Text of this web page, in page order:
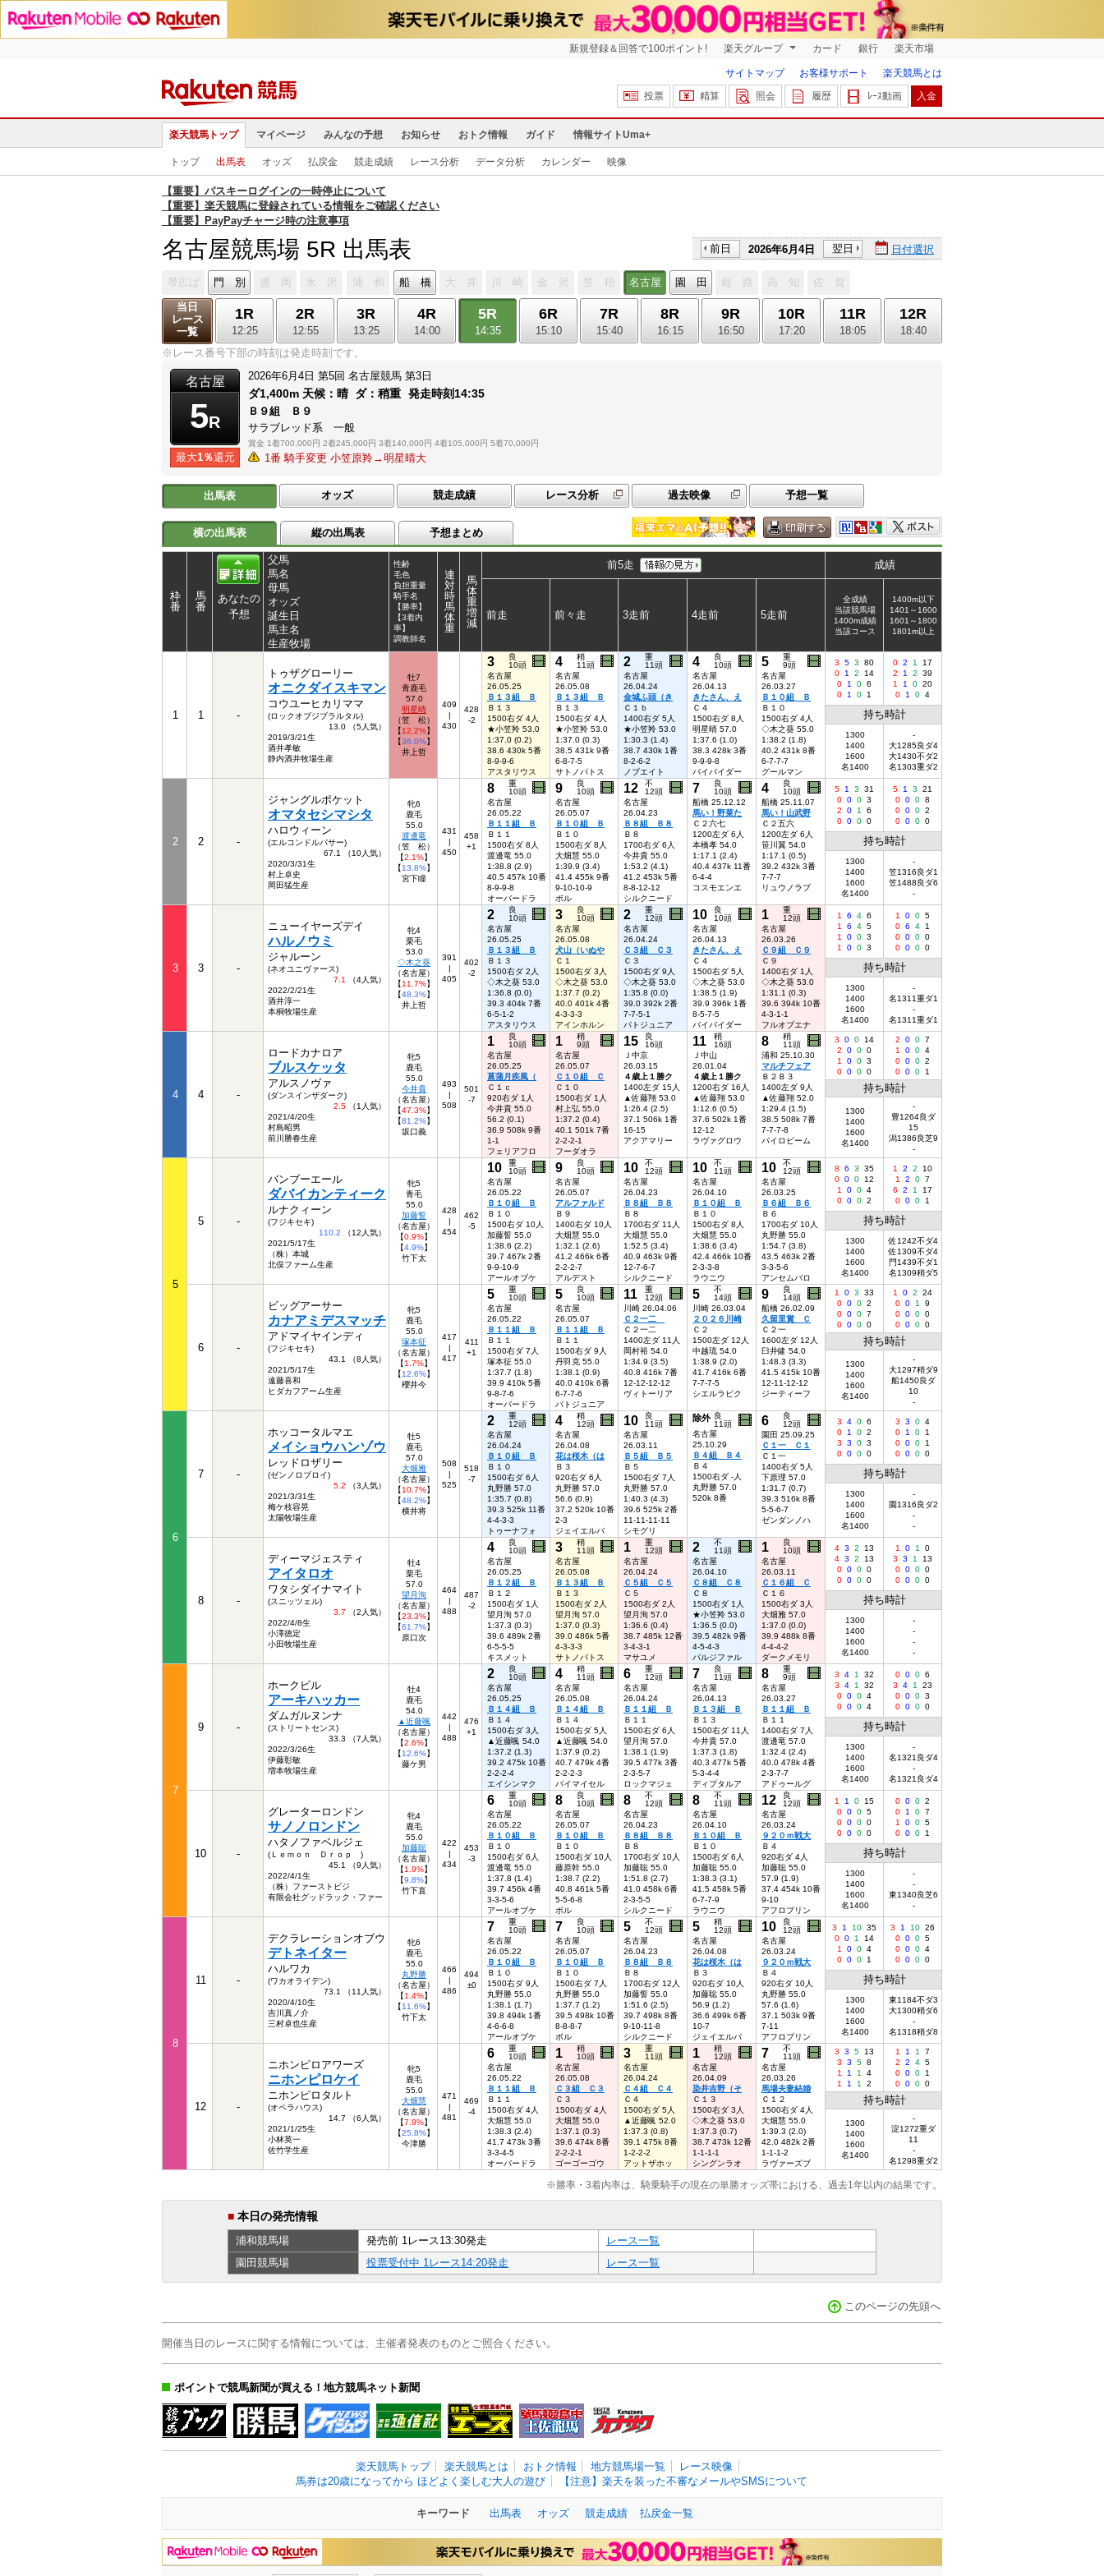
新規登録＆回答で100ポイント! 楽天グループ カード 銀行 楽天市場
サイトマップ お客様サポート
楽天競馬とは
投票
精算 照会 履歴 ﾚｰｽ動画 入金
楽天競馬トップ マイページ みんなの予想 お知らせ おトク情報 ガイド 情報サイトUma+
トップ 出馬表 オッズ 払戻金 競走成績 レース分析 データ分析 カレンダー 映像
【重要】パスキーログインの一時停止について
【重要】楽天競馬に登録されている情報をご確認ください
【重要】PayPayチャージ時の注意事項
名古屋競馬場 5R 出馬表 前日 2026年6月4日 翌日 日付選択
帯広ば 門 別 盛 岡 水 沢 浦 和 船 橋 大 井 川 崎 金 沢 笠 松 名古屋 園 田 姫 路 高 知
佐 賀
当日
レース
一覧
1R
12:25
2R
12:55
3R
13:25
4R
14:00
5R
14:35
6R
15:10
7R
15:40
8R
16:15
9R
16:50
10R
17:20
11R
18:05
12R
18:40
※レース番号下部の時刻は発走時刻です。
名古屋
5R
最大1％還元
2026年6月4日 第5回 名古屋競馬 第3日
ダ1,400m 天候： 晴 ダ：稍重 発走時刻14:35
Ｂ９組 Ｂ９
サラブレッド系 一般
賞金 1着700,000円 2着245,000円 3着140,000円 4着105,000円 5着70,000円
1番 騎手変更 小笠原羚→明星晴大
出馬表 オッズ 競走成績 レース分析 過去映像 予想一覧
横の出馬表 縦の出馬表 予想まとめ
枠
番
馬
番
あなたの
予想
父馬
馬名
母馬
オッズ
誕生日
馬主名
生産牧場
性齢
毛色
負担重量
騎手名
【勝率】
【3着内
率】
調教師名
連
対
時
馬
体
重
馬
体
重
増
減
前5走 成績
前走 前々走 3走前 4走前 5走前
全成績
当該競馬場
1400m成績
当該コース
1400m以下
1401～1600
1601～1800
1801m以上
1 1 -
トゥザグローリー
オニクダイスキマン
コウユーヒカリママ
(ロックオブジブラルタル)
13.0 （5人気）
2019/3/21生
酒井孝敏
静内酒井牧場生産
牡7
青鹿毛
57.0
明星晴
（笠 松）
【12.2%】
【36.0%】
井上哲
409
|
430
428
-2
3
良
10頭
名古屋
26.05.25
Ｂ１３組 Ｂ
Ｂ１３
1500右ダ 4人
★小笠羚 53.0
1:37.0 (0.2)
38.6 430k 5番
8-9-9-6
アスタリウス
4
稍
11頭
名古屋
26.05.08
Ｂ１３組 Ｂ
Ｂ１３
1500右ダ 4人
★小笠羚 53.0
1:37.0 (0.3)
38.5 431k 9番
6-8-7-5
サトノパトス
2
重
11頭
名古屋
26.04.24
金城ふ頭（き
Ｃ１ｂ
1400右ダ 5人
★小笠羚 53.0
1:30.3 (1.4)
38.7 430k 1番
8-2-6-2
ノブエイト
4
良
10頭
名古屋
26.04.13
きたさん、え
Ｃ４
1500右ダ 8人
明星晴 57.0
1:37.6 (1.0)
38.3 428k 3番
9-9-9-8
バイバイダー
5
重
9頭
名古屋
26.03.27
Ｂ１０組 Ｂ
Ｂ１０
1500右ダ 4人
◇木之葵 55.0
1:38.2 (1.8)
40.2 431k 8番
6-7-7-7
グールマン
3 5 3
80
0
1 2
14
0
1 0 6
0
1 0 1
0 2 1
17
2
1 2
39
1
1 0 20
0
1 0 4
持ち時計
1300
1400
1600
名1400
-
大1285良ダ4
大1430不ダ2
名1303重ダ2
2 2 -
ジャングルポケット
オマタセシマシタ
ハロウィーン
(エルコンドルパサー)
67.1 （10人気）
2020/3/31生
村上卓史
岡田猛生産
牝6
鹿毛
55.0
渡邊竜
（笠 松）
【2.1%】
【13.8%】
宮下瞳
431
|
450
458
+1
8
重
10頭
名古屋
26.05.22
Ｂ１１組 Ｂ
Ｂ１１
1500右ダ 8人
渡邊竜 55.0
1:38.8 (2.9)
40.5 457k 10番
8-9-9-8
オーバードラ
9
良
10頭
名古屋
26.05.07
Ｂ１０組 Ｂ
Ｂ１０
1500右ダ 8人
大畑慧 55.0
1:39.9 (3.4)
41.4 455k 9番
9-10-10-9
ボル
12
不
12頭
名古屋
26.04.23
Ｂ８組 Ｂ８
Ｂ８
1700右ダ 6人
今井貴 55.0
1:53.2 (4.1)
41.2 453k 5番
8-8-12-12
シルクニード
7
良
10頭
船橋 25.12.12
馬い！野菜た
Ｃ２六七
1200左ダ 6人
本橋孝 54.0
1:17.1 (2.4)
40.4 437k 11番
6-4-4
コスモエンエ
4
良
10頭
船橋 25.11.07
馬い！山武野
Ｃ２五六
1200左ダ 6人
笹川翼 54.0
1:17.1 (0.5)
39.2 432k 3番
7-7-7
リュウノラプ
5 1 3
31
0 0 0 3
2
0 1
6
0 0 0 0
5 1 3
21
0 0 0 8
0 0 0 2
0 0 0 0
持ち時計
1300
1400
1600
名1400
-
笠1316良ダ1
笠1488良ダ6
-
3 3 -
ニューイヤーズデイ
ハルノウミ
ジャルーン
(ネオユニヴァース)
7.1
（4人気）
2022/2/21生
酒井淳一
本桐牧場生産
牝4
栗毛
53.0
◇木之葵
（名古屋）
【11.7%】
【48.3%】
井上哲
391
|
405
402
-2
2
良
10頭
名古屋
26.05.25
Ｂ１３組 Ｂ
Ｂ１３
1500右ダ 2人
◇木之葵 53.0
1:36.8 (0.0)
39.3 404k 7番
6-5-1-2
アスタリウス
3
良
10頭
名古屋
26.05.08
犬山（いぬや
Ｃ１
1500右ダ 3人
◇木之葵 53.0
1:37.7 (0.2)
40.0 401k 4番
4-3-3-3
アインホルン
2
重
12頭
名古屋
26.04.24
Ｃ３組 Ｃ３
Ｃ３
1500右ダ 9人
◇木之葵 53.0
1:35.8 (0.0)
39.0 392k 2番
7-7-5-1
パトジュニア
10
良
10頭
名古屋
26.04.13
きたさん、え
Ｃ４
1500右ダ 5人
◇木之葵 53.0
1:38.5 (1.9)
39.9 396k 1番
8-5-7-5
バイバイダー
1
重
12頭
名古屋
26.03.26
Ｃ９組 Ｃ９
Ｃ９
1400右ダ 1人
◇木之葵 53.0
1:31.1 (0.3)
39.6 394k 10番
4-3-1-1
フルオブエナ
1 6 4 6
1
6 4 5
1
0 0 3
1
0 0 3
1 0 0 5
0 6 4
1
0 0 0 0
0 0 0 0
持ち時計
1300
1400
1600
名1400
-
名1311重ダ1
-
名1311重ダ1
4 4 -
ロードカナロア
ブルスケッタ
アルスノヴァ
(ダンスインザダーク)
2.5 （1人気）
2021/4/20生
村島昭男
前川勝春生産
牝5
鹿毛
55.0
今井貴
（名古屋）
【47.3%】
【81.2%】
坂口義
493
|
508
501
-7
1
良
10頭
名古屋
26.05.25
菖蒲月疾風（
Ｃ１ｃ
920右ダ 1人
今井貴 55.0
56.2 (0.1)
36.9 508k 9番
1-1
フェリアフロ
1
稍
9頭
名古屋
26.05.07
Ｃ１０組 Ｃ
Ｃ１０
1500右ダ 1人
村上弘 55.0
1:37.2 (0.4)
40.1 501k 7番
2-2-2-1
フーダオラ
15
良
16頭
Ｊ中京
26.03.15
４歳上１勝ク
1400左ダ 15人
▲佐藤翔 53.0
1:26.4 (2.5)
37.1 506k 1番
16-15
アクアマリー
11
稍
16頭
Ｊ中山
26.01.04
４歳上１勝ク
1200右ダ 16人
▲佐藤翔 53.0
1:12.6 (0.5)
37.6 502k 1番
12-12
ラヴァグロウ
8
稍
11頭
浦和 25.10.30
マルチフェア
Ｂ２Ｂ３
1400左ダ 9人
▲佐藤翔 52.0
1:29.4 (1.5)
38.5 508k 7番
7-7-7-8
パイロビーム
3 0 0
14
2
0 0 0
1
0 0 3
0 0 0 0
2 0 0 7
1
0 0 4
0 0 0 2
0 0 0 1
持ち時計
1300
1400
1600
名1400
-
豊1264良ダ
15
潟1386良芝9
-
5
5 -
バンブーエール
ダバイカンティーク
ルナクィーン
(フジキセキ)
110.2 （12人気）
2021/5/17生
（株）本城
北俣ファーム生産
牝5
青毛
55.0
加藤誓
（名古屋）
【0.9%】
【4.9%】
竹下太
428
|
454
462
-5
10
重
10頭
名古屋
26.05.22
Ｂ１０組 Ｂ
Ｂ１０
1500右ダ 10人
加藤誓 55.0
1:38.6 (2.2)
39.7 467k 2番
9-9-10-9
アールオブケ
9
良
10頭
名古屋
26.05.07
アルファルド
Ｂ９
1400右ダ 10人
大畑慧 55.0
1:32.1 (2.6)
41.2 466k 6番
2-2-2-7
アルデスト
10
不
12頭
名古屋
26.04.23
Ｂ８組 Ｂ８
Ｂ８
1700右ダ 11人
大畑慧 55.0
1:52.5 (3.4)
40.9 463k 9番
12-7-6-7
シルクニード
10
不
11頭
名古屋
26.04.10
Ｂ１０組 Ｂ
Ｂ１０
1500右ダ 8人
大畑慧 55.0
1:38.6 (3.4)
42.4 466k 10番
2-3-3-8
ラウニウ
10
不
12頭
名古屋
26.03.25
Ｂ６組 Ｂ６
Ｂ６
1700右ダ 10人
丸野勝 55.0
1:54.7 (3.8)
43.5 463k 2番
3-3-5-6
アンセムバロ
8 6 3
35
0 0 0
12
1
0 0 4
0 0 0 2
1 2 2
10
1
2 0 7
6
2 1
17
0 0 0 1
持ち時計
1300
1400
1600
名1400
佐1242不ダ4
佐1309不ダ4
門1439不ダ1
名1309稍ダ5
6 -
ビッグアーサー
カナアミデスマッチ
アドマイヤインディ
(フジキセキ)
43.1 （8人気）
2021/5/17生
遠藤喜和
ヒダカフアーム生産
牝5
鹿毛
55.0
塚本征
（名古屋）
【1.7%】
【12.6%】
櫻井今
417
|
417
411
+1
5
重
10頭
名古屋
26.05.22
Ｂ１１組 Ｂ
Ｂ１１
1500右ダ 7人
塚本征 55.0
1:37.7 (1.8)
39.9 410k 5番
9-8-7-6
オーバードラ
5
良
10頭
名古屋
26.05.07
Ｂ１１組 Ｂ
Ｂ１１
1500右ダ 9人
丹羽克 55.0
1:38.1 (0.9)
40.0 410k 6番
6-7-7-6
パトジュニア
11
重
12頭
川崎 26.04.06
Ｃ２一二
Ｃ２一二
1400左ダ 11人
岡村裕 54.0
1:34.9 (3.5)
40.8 416k 7番
12-12-12-12
ヴィトーリア
5
不
14頭
川崎 26.03.04
２０２６川崎
Ｃ２
1500左ダ 12人
中越琉 54.0
1:38.9 (2.0)
41.7 416k 6番
7-7-7-5
シエルラビク
9
良
14頭
船橋 26.02.09
久留里賞 Ｃ
Ｃ２一
1600左ダ 12人
臼井健 54.0
1:48.3 (3.3)
41.5 415k 10番
12-11-12-12
ジーティーフ
1 0 3
33
0 0 0 2
0 0 0 7
0 0 0 0
1 0 2
24
0 0 1
9
0 0 0 0
0 0 0 0
持ち時計
1300
1400
1600
名1400
-
大1297稍ダ9
船1450良ダ
10
-
6
7 -
ホッコータルマエ
メイショウハンゾウ
レッドロザリー
(ゼンノロブロイ)
5.2 （3人気）
2021/3/31生
梅ケ枝容晃
太陽牧場生産
牡5
鹿毛
57.0
大畑雅
（名古屋）
【10.7%】
【48.2%】
横井将
508
|
525
518
-7
2
重
12頭
名古屋
26.04.24
Ｂ１０組 Ｂ
Ｂ１０
1500右ダ 6人
丸野勝 57.0
1:35.7 (0.8)
39.3 525k 11番
4-4-3-3
トゥーナフォ
4
稍
12頭
名古屋
26.04.08
花は桜木（は
Ｂ３
920右ダ 6人
丸野勝 57.0
56.6 (0.9)
37.2 520k 10番
2-3
ジェイエルバ
10
良
11頭
名古屋
26.03.11
Ｂ５組 Ｂ５
Ｂ５
1500右ダ 7人
丸野勝 57.0
1:40.3 (4.3)
39.6 525k 2番
11-11-11-11
シモグリ
除外 良
11頭
名古屋
25.10.29
Ｂ４組 Ｂ４
Ｂ４
1500右ダ -人
丸野勝 57.0
520k 8番
6
良
12頭
園田 25.09.25
Ｃ１一 Ｃ１
Ｃ１一
1400右ダ 5人
下原理 57.0
1:31.7 (0.7)
39.3 516k 8番
5-5-6-7
ゼンダンノハ
3 4 0 6
0
1 0 2
3
3 0 3
0 0 0 0
3 3 0 4
0
1 0
1
0 0 0
1
0 0 0 0
持ち時計
1300
1400
1600
名1400
-
園1316良ダ2
-
-
8 -
ディーマジェスティ
アイタロオ
ワタシダイナマイト
(スニッツェル)
3.7 （2人気）
2022/4/8生
小澤徳定
小田牧場生産
牡4
栗毛
57.0
望月洵
（名古屋）
【23.3%】
【61.7%】
原口次
464
|
488
487
-2
4
良
10頭
名古屋
26.05.25
Ｂ１２組 Ｂ
Ｂ１２
1500右ダ 1人
望月洵 57.0
1:37.3 (0.3)
39.6 489k 2番
6-5-5-5
キスメット
3
稍
11頭
名古屋
26.05.08
Ｂ１３組 Ｂ
Ｂ１３
1500右ダ 2人
望月洵 57.0
1:37.0 (0.3)
39.0 486k 5番
4-3-3-3
サトノパトス
1
重
12頭
名古屋
26.04.24
Ｃ５組 Ｃ５
Ｃ５
1500右ダ 2人
望月洵 57.0
1:36.6 (0.4)
38.7 485k 12番
3-4-3-1
マサユメ
2
不
11頭
名古屋
26.04.10
Ｃ８組 Ｃ８
Ｃ８
1500右ダ 1人
★小笠羚 53.0
1:36.5 (0.0)
39.5 482k 9番
4-5-4-3
パルジファル
1
良
10頭
名古屋
26.03.11
Ｃ１６組 Ｃ
Ｃ１６
1500右ダ 3人
大畑雅 57.0
1:37.0 (0.0)
39.9 488k 8番
4-4-4-2
ダークメモリ
4 3 2
13
4 3 2
13
0 0 0 0
0 0 0 0
1 0 1
0
3
3 1
13
0 0 0 0
0 0 0 0
持ち時計
1300
1400
1600
名1400
-
-
-
-
7
9 -
ホークビル
アーキハッカー
ダムガルヌンナ
(ストリートセンス)
33.3 （7人気）
2022/3/26生
伊藤彰敏
増本牧場生産
牡4
鹿毛
54.0
▲近藤颯
（名古屋）
【2.6%】
【12.6%】
藤ケ男
442
|
488
476
+1
2
良
10頭
名古屋
26.05.25
Ｂ１４組 Ｂ
Ｂ１４
1500右ダ 3人
▲近藤颯 54.0
1:37.2 (1.3)
39.2 475k 10番
2-2-2-4
エイシンマク
4
稍
11頭
名古屋
26.05.08
Ｂ１４組 Ｂ
Ｂ１４
1500右ダ 5人
▲近藤颯 54.0
1:37.9 (0.2)
40.7 479k 4番
2-2-2-3
バイマイセル
6
重
12頭
名古屋
26.04.24
Ｂ１１組 Ｂ
Ｂ１１
1500右ダ 6人
望月洵 57.0
1:38.1 (1.9)
39.5 477k 3番
2-3-5-7
ロックマジェ
7
良
11頭
名古屋
26.04.13
Ｂ１３組 Ｂ
Ｂ１３
1500右ダ 11人
今井貴 57.0
1:37.3 (1.8)
40.3 477k 5番
5-3-4-4
ディプタルア
8
重
9頭
名古屋
26.03.27
Ｂ１１組 Ｂ
Ｂ１１
1400右ダ 7人
渡邊竜 57.0
1:32.4 (2.4)
40.0 478k 4番
2-3-7-7
アドゥールグ
3 4 1
32
3
4 1
32
0 0 0 4
0 0 0 4
0 0 0 6
3
4 1
23
0 0 0 3
0 0 0 0
持ち時計
1300
1400
1600
名1400
-
名1321良ダ4
-
名1321良ダ4
10 -
グレーターロンドン
サノノロンドン
ハタノファベルジェ
(Ｌｅｍｏｎ Ｄｒｏｐ )
45.1 （9人気）
2022/4/1生
（株）ファーストビジ
有限会社グッドラック・ファー
牝4
鹿毛
55.0
加藤聡
（名古屋）
【1.9%】
【9.8%】
竹下直
422
|
434
453
-3
6
重
10頭
名古屋
26.05.22
Ｂ１０組 Ｂ
Ｂ１０
1500右ダ 6人
渡邊竜 55.0
1:37.8 (1.4)
39.7 456k 4番
3-3-5-6
アールオブケ
8
良
10頭
名古屋
26.05.07
Ｂ１０組 Ｂ
Ｂ１０
1500右ダ 10人
藤原幹 55.0
1:38.7 (2.2)
40.8 461k 5番
5-5-6-8
ボル
8
不
12頭
名古屋
26.04.23
Ｂ８組 Ｂ８
Ｂ８
1700右ダ 10人
加藤聡 55.0
1:51.8 (2.7)
41.0 458k 6番
2-3-5-5
シルクニード
8
不
11頭
名古屋
26.04.10
Ｂ１０組 Ｂ
Ｂ１０
1500右ダ 6人
加藤聡 55.0
1:38.3 (3.1)
41.5 458k 5番
6-7-7-9
ラウニウ
12
良
12頭
名古屋
26.03.24
９２０ｍ戦大
Ｂ４
920右ダ 4人
加藤聡 55.0
57.9 (1.9)
37.4 454k 10番
9-10
アフロプリン
1 1 0
15
0 0 0 5
0 0 0 0
0 0 0 0
0 0 0 2
0
1 0 7
1
0 0 5
0 0 0 1
持ち時計
1300
1400
1600
名1400
-
-
東1340良芝6
-
8
11 -
デクラレーションオブウ
デトネイター
ハルワカ
(ワカオライデン)
73.1 （11人気）
2020/4/10生
吉川真ノ介
三村卓也生産
牝6
鹿毛
55.0
丸野勝
（名古屋）
【1.4%】
【11.6%】
竹下太
466
|
486
494
±0
7
重
10頭
名古屋
26.05.22
Ｂ１０組 Ｂ
Ｂ１０
1500右ダ 9人
丸野勝 55.0
1:38.1 (1.7)
39.8 494k 1番
4-6-6-8
アールオブケ
7
良
10頭
名古屋
26.05.07
Ｂ１０組 Ｂ
Ｂ１０
1500右ダ 7人
丸野勝 55.0
1:37.7 (1.2)
39.5 498k 10番
8-8-8-7
ボル
5
不
12頭
名古屋
26.04.23
Ｂ８組 Ｂ８
Ｂ８
1700右ダ 12人
加藤誓 55.0
1:51.6 (2.5)
39.7 498k 8番
9-10-11-8
シルクニード
5
稍
12頭
名古屋
26.04.08
花は桜木（は
Ｂ３
920右ダ 10人
加藤聡 55.0
56.9 (1.2)
36.6 499k 6番
10-7
ジェイエルバ
10
良
12頭
名古屋
26.03.24
９２０ｍ戦大
Ｂ４
920右ダ 10人
丸野勝 55.0
57.6 (1.6)
37.1 503k 9番
7-11
アフロプリン
3 1 10 35
0 0 1
14
1
0 0 4
0 0 0 1
3 1 10 26
0 0 0 5
0 0 0 4
0 0 0 0
持ち時計
1300
1400
1600
名1400
東1184不ダ3
大1300稍ダ6
-
名1318稍ダ8
12 -
ニホンピロアワーズ
ニホンピロケイ
ニホンピロタルト
(オペラハウス)
14.7 （6人気）
2021/1/25生
小林英一
佐竹学生産
牝5
鹿毛
55.0
大畑慧
（名古屋）
【7.9%】
【25.8%】
今津勝
471
|
481
469
-4
6
重
10頭
名古屋
26.05.22
Ｂ１１組 Ｂ
Ｂ１１
1500右ダ 4人
大畑慧 55.0
1:38.3 (2.4)
41.7 473k 3番
3-3-4-5
オーバードラ
1
稍
10頭
名古屋
26.05.08
Ｃ３組 Ｃ３
Ｃ３
1500右ダ 4人
大畑慧 55.0
1:37.1 (0.3)
39.6 474k 8番
2-2-2-1
ゴーゴーゴウ
3
重
11頭
名古屋
26.04.24
Ｃ４組 Ｃ４
Ｃ４
1500右ダ 5人
▲近藤颯 52.0
1:37.3 (0.8)
39.1 475k 8番
1-2-2-2
アットザホッ
1
稍
12頭
名古屋
26.04.09
染井吉野（そ
Ｃ１３
1500右ダ 3人
◇木之葵 53.0
1:37.3 (0.7)
38.7 473k 12番
1-1-1-1
シングンラオ
7
不
11頭
名古屋
26.03.26
馬場夫妻結婚
Ｃ１２
1500右ダ 4人
大畑慧 55.0
1:39.3 (2.0)
42.0 482k 2番
1-1-1-2
ラヴァーズブ
3 3 5
13
3
3 5 8
1
1 1
4
1
1 1 2
1 1 1
7
2
2 4 5
0 0 0
1
0 0 0 0
持ち時計
1300
1400
1600
名1400
-
淀1272重ダ
11
-
名1298重ダ2
※勝率・3着内率は、騎乗騎手の現在の単勝オッズ帯における、過去1年以内の結果です。
■ 本日の発売情報
浦和競馬場 発売前 1レース13:30発走
レース一覧
園田競馬場 投票受付中 1レース14:20発走 レース一覧
このページの先頭へ
開催当日のレースに関する情報については、主催者発表のものとご照合ください。
ポイントで競馬新聞が買える！地方競馬ネット新聞
楽天競馬トップ 楽天競馬とは おトク情報 地方競馬場一覧
レース映像
馬券は20歳になってから ほどよく楽しむ大人の遊び
【注意】楽天を装った不審なメールやSMSについて
キーワード 出馬表 オッズ 競走成績 払戻金一覧